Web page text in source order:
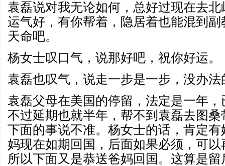
袁磊说对我无论如何，总好过现在去北
运气好，有你帮着，隐居着也能混到
天命吧。
杨女士叹口气，说那好吧，祝你好运。
袁磊也叹气，说走一步是一步，没办法
袁磊父母在美国的停留，法定是一年
不过延期也就半年，帮不到袁磊去图
下面的事说不准。杨女士的话，肯定
妈现在如期回国，后面如果必须，可
所以下面又是恭送爸妈回国。这算是留